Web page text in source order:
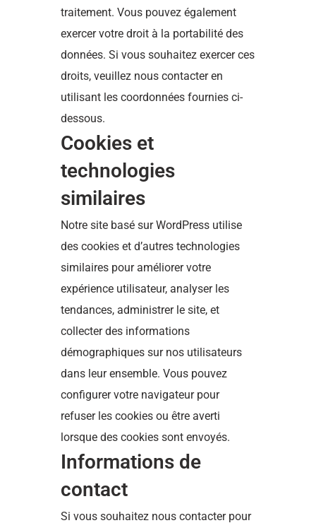
traitement. Vous pouvez également
exercer votre droit à la portabilité des
données. Si vous souhaitez exercer ces
droits, veuillez nous contacter en
utilisant les coordonnées fournies ci-
dessous.
Cookies et
technologies
similaires
Notre site basé sur WordPress utilise
des cookies et d’autres technologies
similaires pour améliorer votre
expérience utilisateur, analyser les
tendances, administrer le site, et
collecter des informations
démographiques sur nos utilisateurs
dans leur ensemble. Vous pouvez
configurer votre navigateur pour
refuser les cookies ou être averti
lorsque des cookies sont envoyés.
Informations de
contact
Si vous souhaitez nous contacter pour